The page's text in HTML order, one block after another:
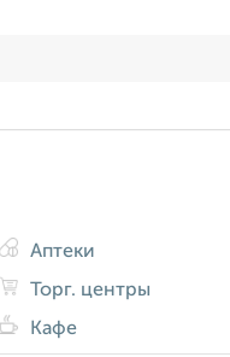
Аптеки
Торг. центры
Кафе